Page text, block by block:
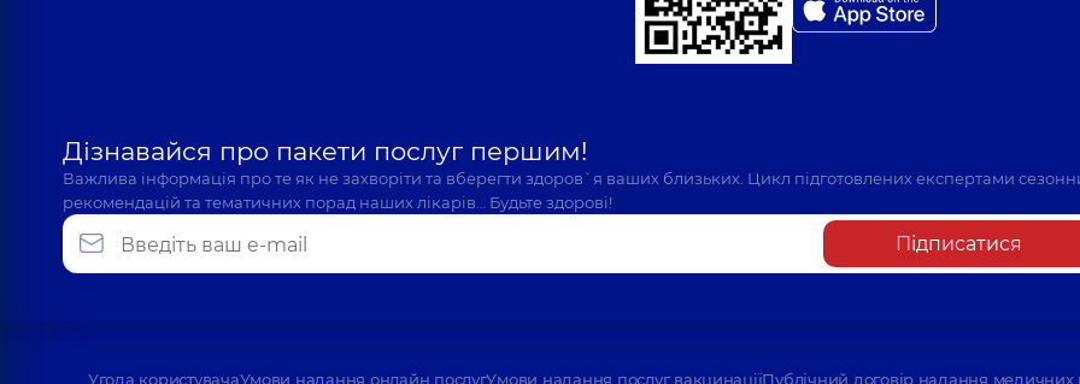
Дізнавайся про пакети послуг першим!
Важлива інформація про те як не захворіти та вберегти здоров`я ваших близьких. Цикл підготовлених експертами
рекомендацій та тематичних порад наших лікарів… Будьте здорові!
Підписатися
Угода користувачаУмови надання онлайн послугУмови надання послуг вакцинаціїПублічний договір надання медичних